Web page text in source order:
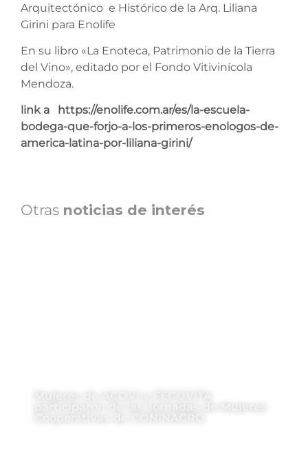
Arquitectónico e Histórico de la Arq. Liliana
Girini para Enolife
En su libro «La Enoteca, Patrimonio de la Tierra
del Vino», editado por el Fondo Vitivinícola
Mendoza.
link a https://enolife.com.ar/es/la-escuela-
bodega-que-forjo-a-los-primeros-enologos-de-
america-latina-por-liliana-girini/
Otras noticias de interés